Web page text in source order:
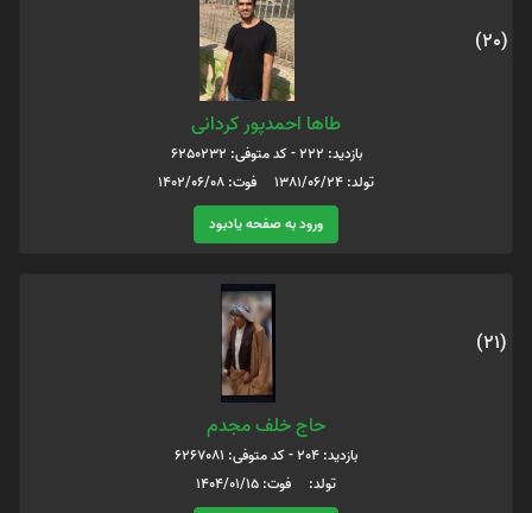
(20)
طاها احمدپور کردانی
بازدید: 222 - کد متوفی: 6250232
تولد: 1381/06/24 فوت: 1402/06/08
ورود به صفحه یادبود
(21)
حاج خلف مجدم
بازدید: 204 - کد متوفی: 6267081
تولد: فوت: 1404/01/15